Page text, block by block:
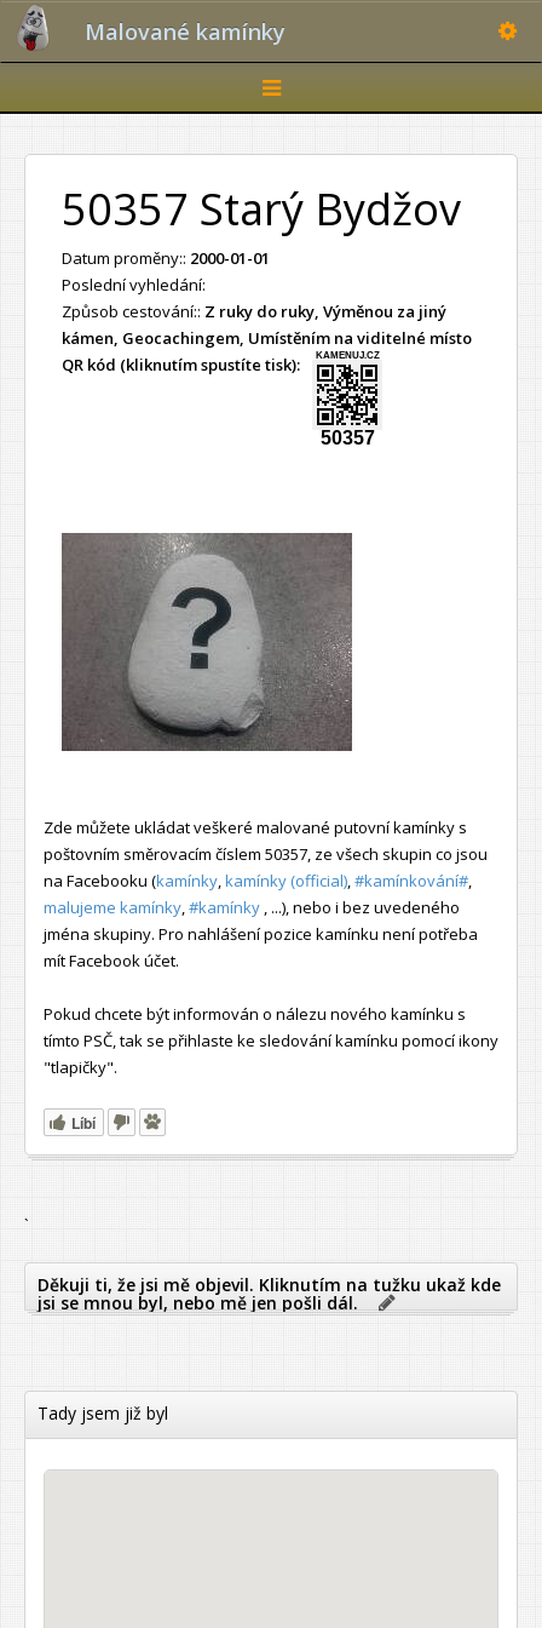
Malované kamínky
Toggle
navigation
50357 Starý Bydžov
Datum proměny:: 2000-01-01
Poslední vyhledání:
Způsob cestování:: Z ruky do ruky, Výměnou za jiný
kámen, Geocachingem, Umístěním na viditelné místo
QR kód (kliknutím spustíte tisk):
KAMENUJ.CZ
50357
Zde můžete ukládat veškeré malované putovní kamínky s
poštovním směrovacím číslem 50357, ze všech skupin co jsou
na Facebooku (kamínky kamínky (official) #kamínkování#
malujeme kamínky #kamínky , ...), nebo i bez uvedeného
jména skupiny. Pro nahlášení pozice kamínku není potřeba
mít Facebook účet.
Pokud chcete být informován o nálezu nového kamínku s
tímto PSČ, tak se přihlaste ke sledování kamínku pomocí ikony
"tlapičky".
Líbí
`
Děkuji ti, že jsi mě objevil. Kliknutím na tužku ukaž kde
jsi se mnou byl, nebo mě jen pošli dál.
Tady jsem již byl